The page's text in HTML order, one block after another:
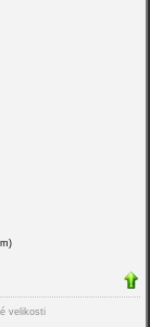
velikosti